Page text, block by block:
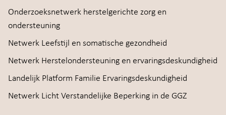
Onderzoeksnetwerk herstelgerichte zorg en
ondersteuning
Netwerk Leefstijl en somatische gezondheid
Netwerk Herstelondersteuning en ervaringsdeskundigheid
Landelijk Platform Familie Ervaringsdeskundigheid
Netwerk Licht Verstandelijke Beperking in de GGZ